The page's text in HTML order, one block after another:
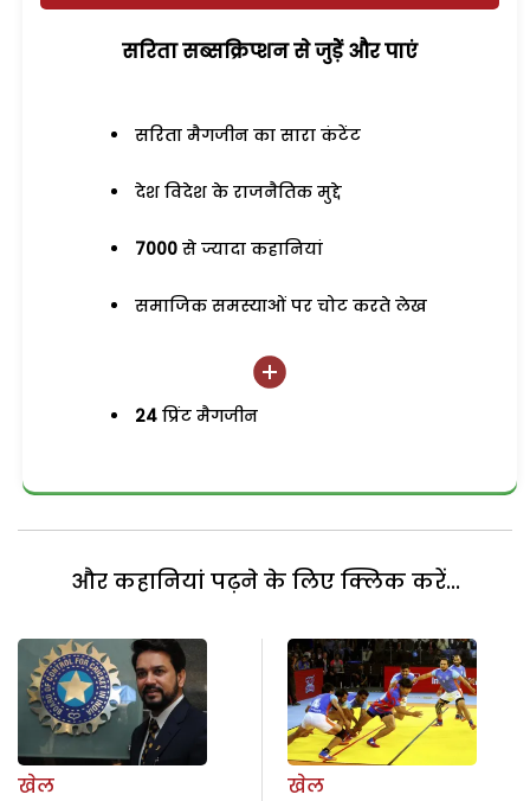
सरिता सब्सक्रिप्शन से जुड़ेें और पाएं
सरिता मैगजीन का सारा कंटेंट
देश विदेश के राजनैतिक मुद्दे
7000 से ज्यादा कहानियां
समाजिक समस्याओं पर चोट करते लेख
24 प्रिंट मैगजीन
और कहानियां पढ़ने के लिए क्लिक करें...
खेल
खेल